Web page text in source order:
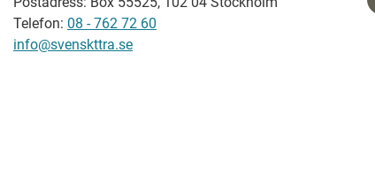
Telefon: 08 - 762 72 60
info@svenskttra.se